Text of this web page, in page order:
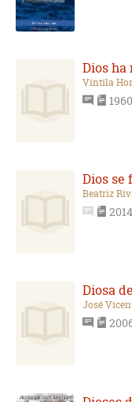
Dios ha
Vintila
Dios se
Beatriz
2014
Diosa
José